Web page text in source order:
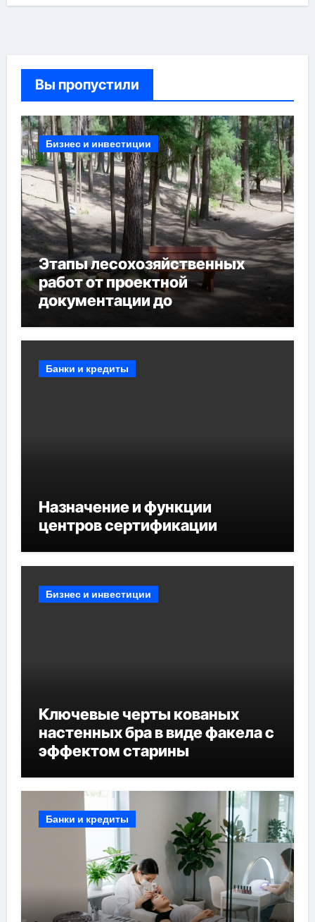
Вы пропустили
Бизнес и инвестиции
Этапы лесохозяйственных
работ от проектной
документации до
мероприятий и обустройства
Банки и кредиты
Назначение и функции
центров сертификации
Бизнес и инвестиции
Ключевые черты кованых
настенных бра в виде факела с
эффектом старины
Банки и кредиты